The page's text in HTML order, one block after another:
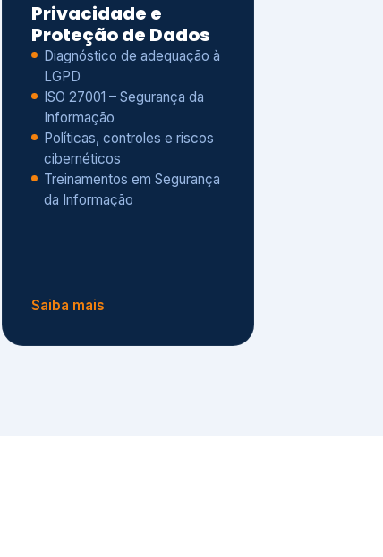
Privacidade e
Proteção de Dados
Diagnóstico de adequação à
LGPD
ISO 27001 – Segurança da
Informação
Políticas, controles e riscos
cibernéticos
Treinamentos em Segurança
da Informação
Saiba mais